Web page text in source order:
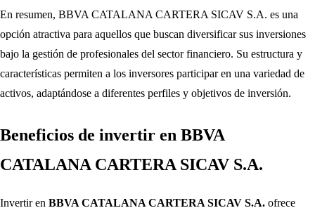
En resumen, BBVA CATALANA CARTERA SICAV S.A. es una
opción atractiva para aquellos que buscan diversificar sus inversiones
bajo la gestión de profesionales del sector financiero. Su estructura y
características permiten a los inversores participar en una variedad de
activos, adaptándose a diferentes perfiles y objetivos de inversión.
Beneficios de invertir en BBVA
CATALANA CARTERA SICAV S.A.
Invertir en BBVA CATALANA CARTERA SICAV S.A. ofrece